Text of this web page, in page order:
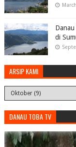
di
ARSIP KAMI
DANAU TOBA TV